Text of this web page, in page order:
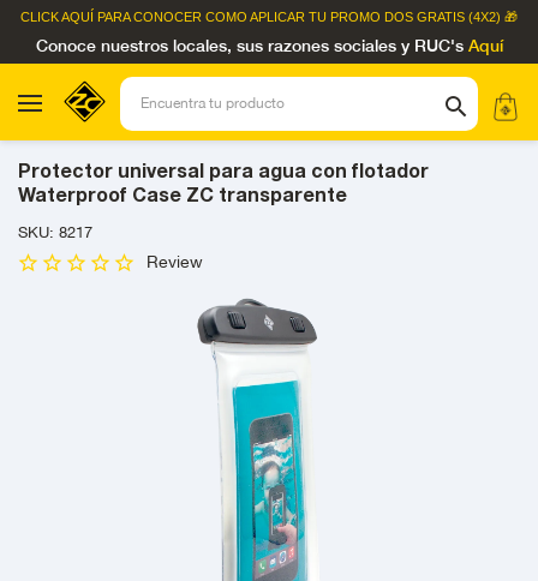
CLICK AQUÍ PARA CONOCER COMO APLICAR TU PROMO DOS GRATIS (4X2) 🎁
Conoce nuestros locales, sus razones sociales y RUC's Aquí
SKU: 8217
Protector universal para agua con flotador
Waterproof Case ZC transparente
Review